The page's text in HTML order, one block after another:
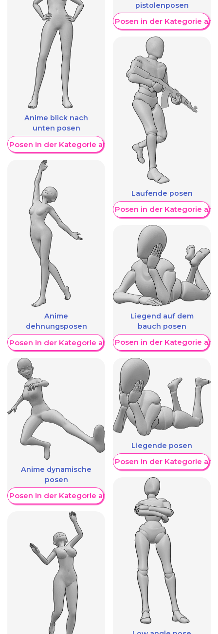
Anime blick nach
unten posen
Posen in der Kategorie anzeigen
Anime
dehnungsposen
Posen in der Kategorie anzeigen
Anime dynamische
posen
Posen in der Kategorie anzeigen
pistolenposen
Weitere Posen in der Kategorie
Laufende posen
Weitere Posen in der Kategorie
Liegend auf dem
bauch posen
Weitere Posen in der Kategorie
Liegende posen
Weitere Posen in der Kategorie